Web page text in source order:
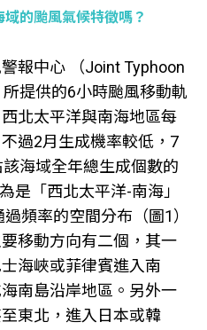
的颱風氣候特徵嗎？
報中心 （Joint Typhoon
提供的6小時颱風移動軌
北太平洋與南海地區每
過2月生成機率較低，7
海域全年總生成個數的
是「西北太平洋-南海」
頻率的空間分布（圖1）
移動方向有二個，其一
海峽或菲律賓進入南
南島沿岸地區。另外一
東北，進入日本或韓